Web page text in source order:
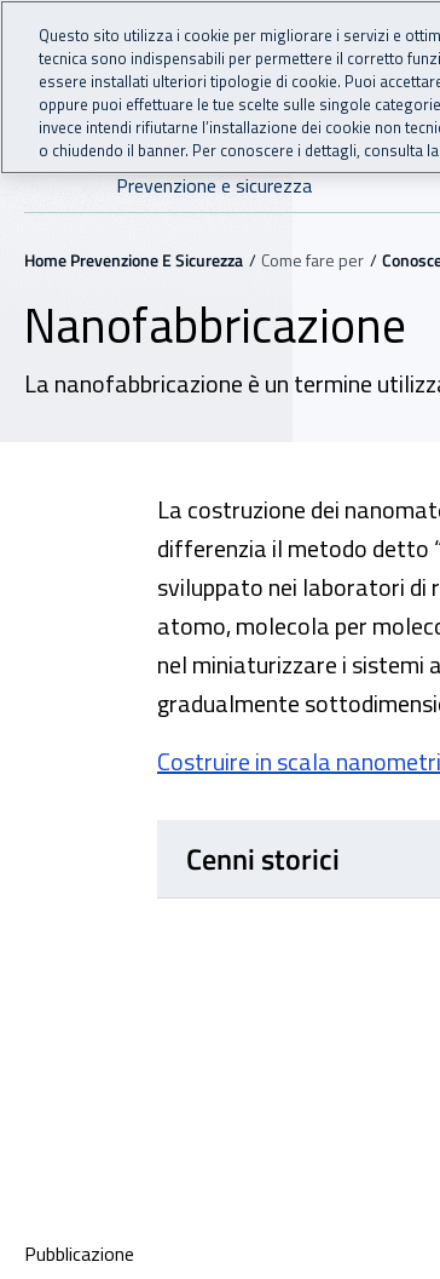
Vai al menu principale
Vai al contenuto principale
INAIL - Istituto
Navigazione principale
Prevenzione e sicurezza
Navigazione - Ti trovi in:
Home Prevenzione E Sicurezza Come fare per
Nanofabbricazione
La nanofabbricazione è un termine
La costruzione dei
differenzia il metodo detto
sviluppato nei laboratori di
atomo, molecola per
nel miniaturizzare i
gradualmente
Costruire in scala
Cenni storici
Condivisione social
Pubblicazione
Questo sito utilizza i cookie per migliorare i servizi e
tecnica sono indispensabili per permettere il corretto
essere installati ulteriori tipologie di cookie. Puoi accettare
oppure puoi effettuare le tue scelte sulle singole categorie
invece intendi rifiutarne l’installazione dei cookie non
o chiudendo il banner. Per conoscere i dettagli, consulta